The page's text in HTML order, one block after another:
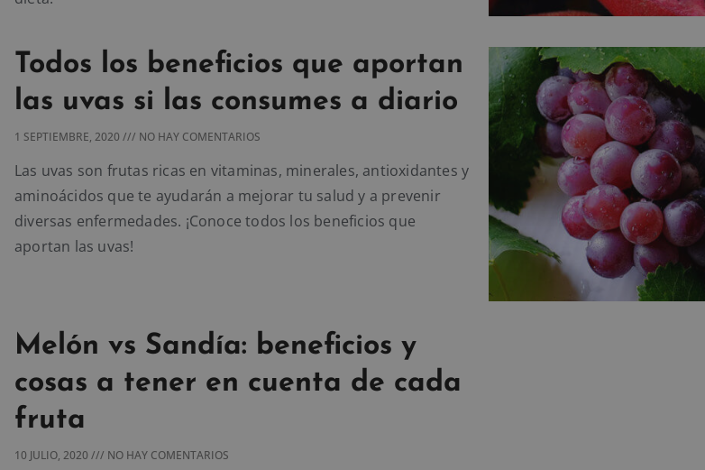
Todos los beneficios que aportan
las uvas si las consumes a diario
1 SEPTIEMBRE, 2020 NO HAY COMENTARIOS
Las uvas son frutas ricas en vitaminas, minerales, antioxidantes y
aminoácidos que te ayudarán a mejorar tu salud y a prevenir
diversas enfermedades. ¡Conoce todos los beneficios que
aportan las uvas!
Melón vs Sandía: beneficios y
cosas a tener en cuenta de cada
fruta
10 JULIO, 2020 NO HAY COMENTARIOS